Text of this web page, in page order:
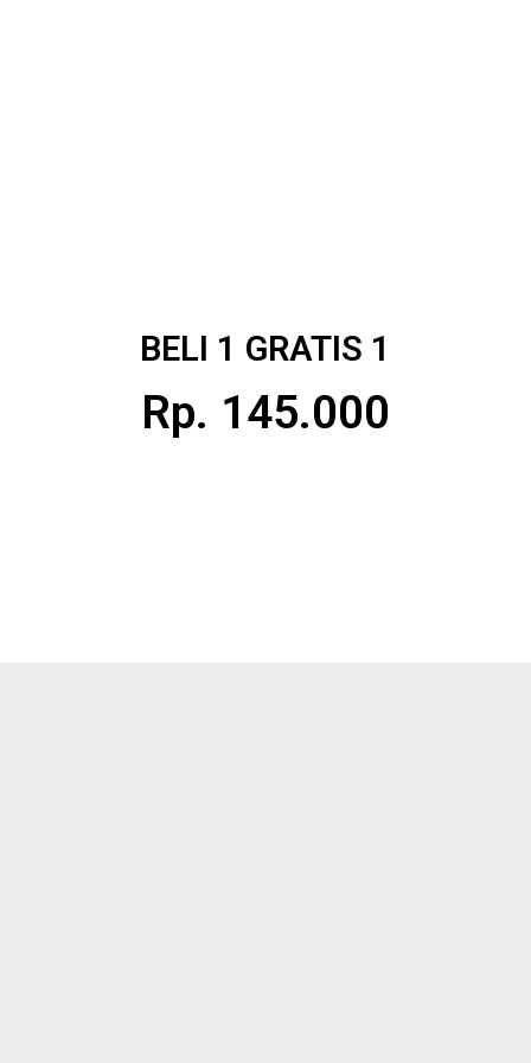
BELI 1 GRATIS 1
Rp. 145.000